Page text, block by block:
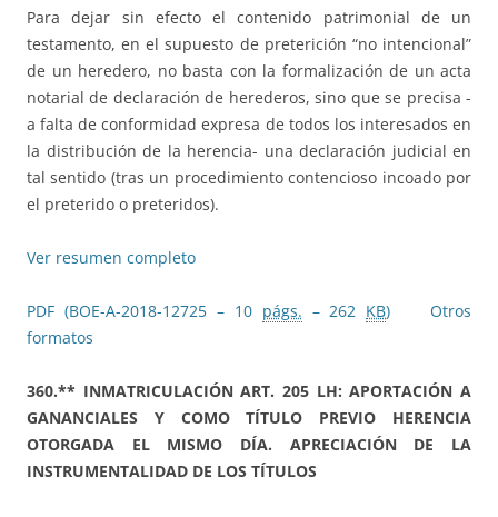
Para dejar sin efecto el contenido patrimonial de un
testamento, en el supuesto de preterición “no intencional”
de un heredero, no basta con la formalización de un acta
notarial de declaración de herederos, sino que se precisa -
a falta de conformidad expresa de todos los interesados en
la distribución de la herencia- una declaración judicial en
tal sentido (tras un procedimiento contencioso incoado por
el preterido o preteridos).
Ver resumen completo
PDF (BOE-A-2018-12725 – 10 págs. – 262 KB)
Otros
formatos
360.** INMATRICULACIÓN ART. 205 LH: APORTACIÓN A
GANANCIALES Y COMO TÍTULO PREVIO HERENCIA
OTORGADA EL MISMO DÍA. APRECIACIÓN DE LA
INSTRUMENTALIDAD DE LOS TÍTULOS